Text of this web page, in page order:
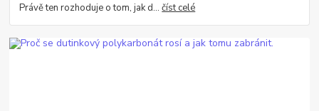
Právě ten rozhoduje o tom, jak d...číst celé